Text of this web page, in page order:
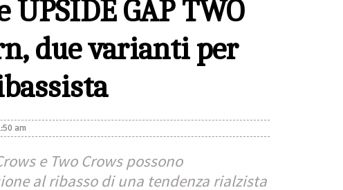
UPSIDE GAP TWO
due varianti per
am
e Two Crows possono
al ribasso di una tendenza rialzista